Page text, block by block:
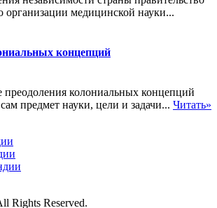
организации медицинской науки...
концепций
преодоления колониальных концепций
предмет науки, цели и задачи... Читать»
Rights Reserved.